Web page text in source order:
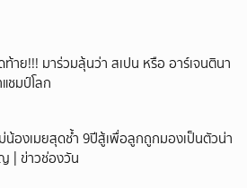
ท้าย!!! มาร่วมลุ้นว่า สเปน หรือ อาร์เจนตินา
ชมป์โลก
น้องเมยสุดช้ำ 9ปีสู้เพื่อลูกถูกมองเป็นตัวน่า
| ข่าวช่องวัน